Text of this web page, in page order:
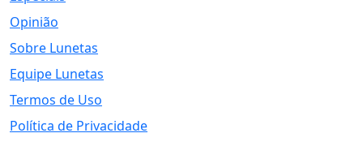
Opinião
Sobre Lunetas
Equipe Lunetas
Termos de Uso
Política de Privacidade